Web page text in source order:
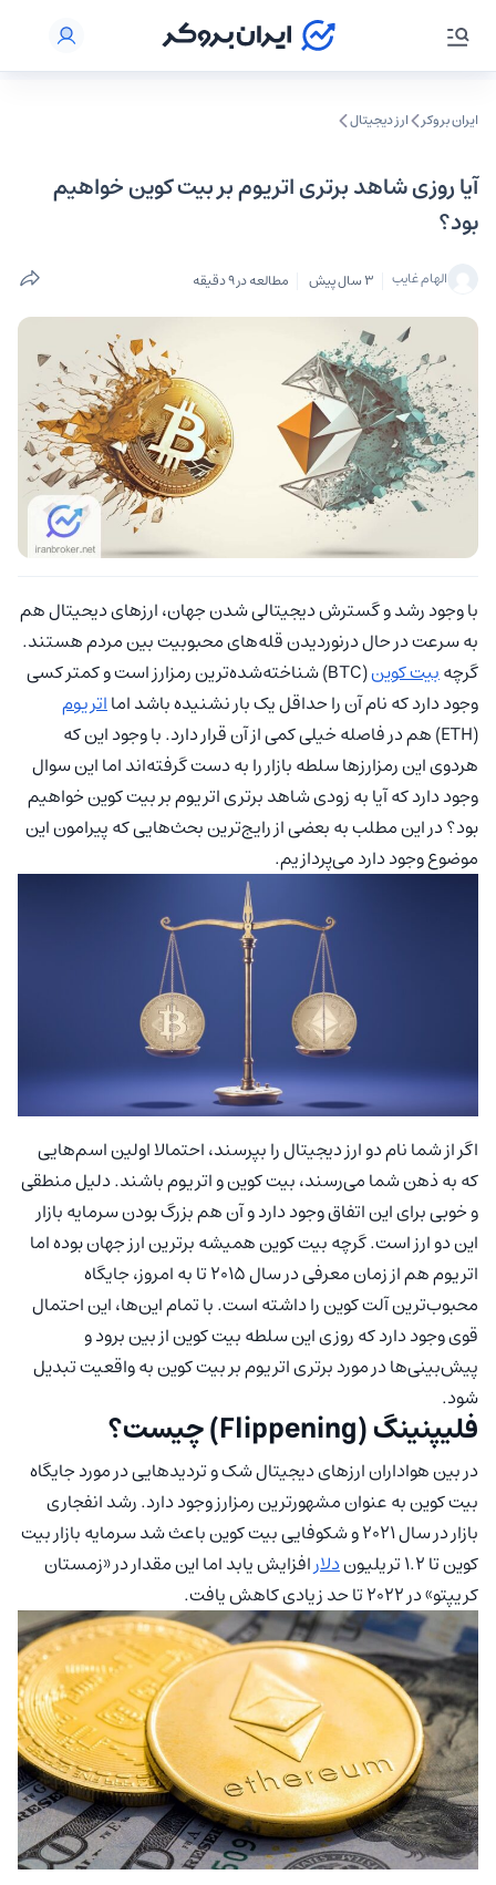
ایران بروکر ارز دیجیتال
آیا روزی شاهد برتری اتریوم بر بیت کوین خواهیم
بود؟
الهام غایب 3 سال پیش مطالعه در 9 دقیقه
با وجود رشد و گسترش دیجیتالی شدن جهان، ارزهای دیحیتال هم
به سرعت در حال درنوردیدن قله‌‌های محبوبیت بین مردم هستند.
گرچهبیت کوین
(BTC) شناخته‌شده‌ترین رمزارز است و کمتر کسی
وجود دارد که نام آن را حداقل یک بار نشنیده باشد امااتریوم
(ETH) هم در فاصله خیلی کمی از آن قرار دارد. با وجود این که
هردوی این رمزارزها سلطه بازار را به دست گرفته‌اند اما این سوال
وجود دارد که آیا به زودی شاهد برتری اتریوم بر بیت کوین خواهیم
بود؟ در این مطلب به بعضی از رایج‌ترین بحث‌هایی که پیرامون این
موضوع وجود دارد می‌پردازیم.
اگر از شما نام دو ارز دیجیتال را بپرسند، احتمالا اولین اسم‌هایی
که به ذهن شما می‌رسند، بیت کوین و اتریوم باشند. دلیل منطقی
و خوبی برای این اتفاق وجود دارد و آن هم بزرگ بودن سرمایه بازار
این دو ارز است. گرچه بیت کوین همیشه برترین ارز جهان بوده اما
اتریوم هم از زمان معرفی در سال ۲۰۱۵ تا به امروز، جایگاه
محبوب‌ترین آلت کوین را داشته است. با تمام این‌ها، این احتمال
قوی وجود دارد که روزی این سلطه بیت کوین از بین برود و
پیش‌بینی‌ها در مورد برتری اتریوم بر بیت کوین به واقعیت تبدیل
شود.
فلیپنینگ (Flippening) چیست؟
در بین هواداران ارزهای دیجیتال شک و تردیدهایی در مورد جایگاه
بیت کوین به عنوان مشهورترین رمزارز وجود دارد. رشد انفجاری
بازار در سال ۲۰۲۱ و شکوفایی بیت کوین باعث شد سرمایه بازار بیت
کوین تا ۱.۲ تریلیون
دلارافزایش یابد اما این مقدار در «زمستان
کریپتو» در ۲۰۲۲ تا حد زیادی کاهش یافت.